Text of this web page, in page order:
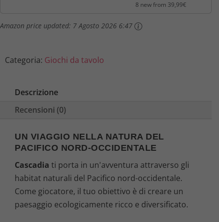
8 new from 39,99€
Amazon price updated: 7 Agosto 2026 6:47
Categoria: Giochi da tavolo
Descrizione
Recensioni (0)
UN VIAGGIO NELLA NATURA DEL
PACIFICO NORD-OCCIDENTALE
Cascadia ti porta in un'avventura attraverso gli
habitat naturali del Pacifico nord-occidentale.
Come giocatore, il tuo obiettivo è di creare un
paesaggio ecologicamente ricco e diversificato.